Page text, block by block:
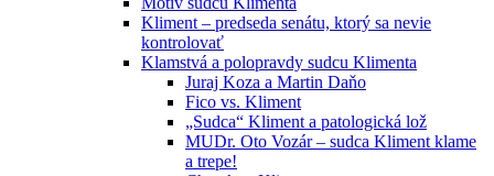
Kliment – predseda senátu, ktorý sa nevie
kontrolovať
Klamstvá a polopravdy sudcu Klimenta
Juraj Koza a Martin Daňo
Fico vs. Kliment
„Sudca“ Kliment a patologická lož
MUDr. Oto Vozár – sudca Kliment klame
a trepe!